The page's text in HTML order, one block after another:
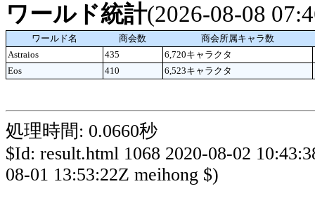
ワールド統計(2026-08-08
ワールド名 商会数
商会所属キャラ数
Astraios
435 6,720キャラクタ
Eos
410 6,523キャラクタ
処理時間: 0.0660秒
$Id: result.html 1068 2020-08-02
08-01 13:53:22Z meihong $)